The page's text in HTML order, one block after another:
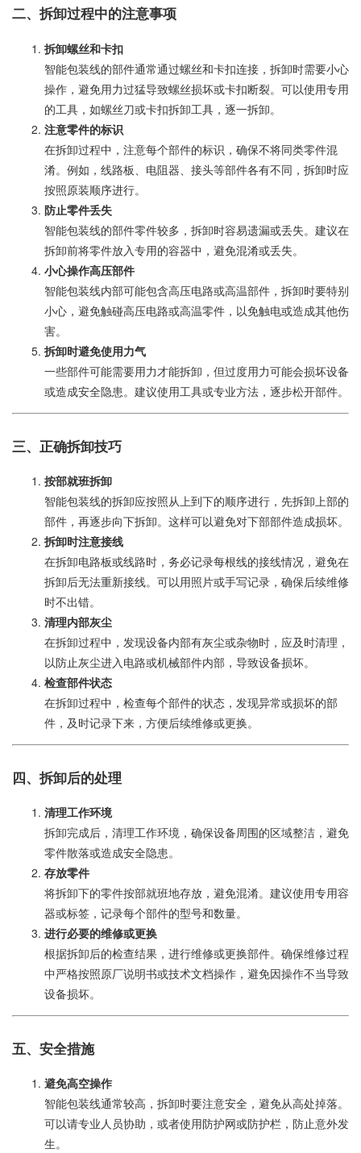
二、拆卸过程中的注意事项
拆卸螺丝和卡扣
智能包装线的部件通常通过螺丝和卡扣连接，拆卸时需要小心
操作，避免用力过猛导致螺丝损坏或卡扣断裂。可以使用专用
的工具，如螺丝刀或卡扣拆卸工具，逐一拆卸。
注意零件的标识
在拆卸过程中，注意每个部件的标识，确保不将同类零件混
淆。例如，线路板、电阻器、接头等部件各有不同，拆卸时应
按照原装顺序进行。
防止零件丢失
智能包装线的部件零件较多，拆卸时容易遗漏或丢失。建议在
拆卸前将零件放入专用的容器中，避免混淆或丢失。
小心操作高压部件
智能包装线内部可能包含高压电路或高温部件，拆卸时要特别
小心，避免触碰高压电路或高温零件，以免触电或造成其他伤
害。
拆卸时避免使用力气
一些部件可能需要用力才能拆卸，但过度用力可能会损坏设备
或造成安全隐患。建议使用工具或专业方法，逐步松开部件。
三、正确拆卸技巧
按部就班拆卸
智能包装线的拆卸应按照从上到下的顺序进行，先拆卸上部的
部件，再逐步向下拆卸。这样可以避免对下部部件造成损坏。
拆卸时注意接线
在拆卸电路板或线路时，务必记录每根线的接线情况，避免在
拆卸后无法重新接线。可以用照片或手写记录，确保后续维修
时不出错。
清理内部灰尘
在拆卸过程中，发现设备内部有灰尘或杂物时，应及时清理，
以防止灰尘进入电路或机械部件内部，导致设备损坏。
检查部件状态
在拆卸过程中，检查每个部件的状态，发现异常或损坏的部
件，及时记录下来，方便后续维修或更换。
四、拆卸后的处理
清理工作环境
拆卸完成后，清理工作环境，确保设备周围的区域整洁，避免
零件散落或造成安全隐患。
存放零件
将拆卸下的零件按部就班地存放，避免混淆。建议使用专用容
器或标签，记录每个部件的型号和数量。
进行必要的维修或更换
根据拆卸后的检查结果，进行维修或更换部件。确保维修过程
中严格按照原厂说明书或技术文档操作，避免因操作不当导致
设备损坏。
五、安全措施
避免高空操作
智能包装线通常较高，拆卸时要注意安全，避免从高处掉落。
可以请专业人员协助，或者使用防护网或防护栏，防止意外发
生。